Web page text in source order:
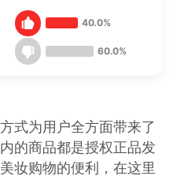
40.0%
60.0%
式为用户全方面带来了
的商品都是授权正品发
妆购物的便利，在这里